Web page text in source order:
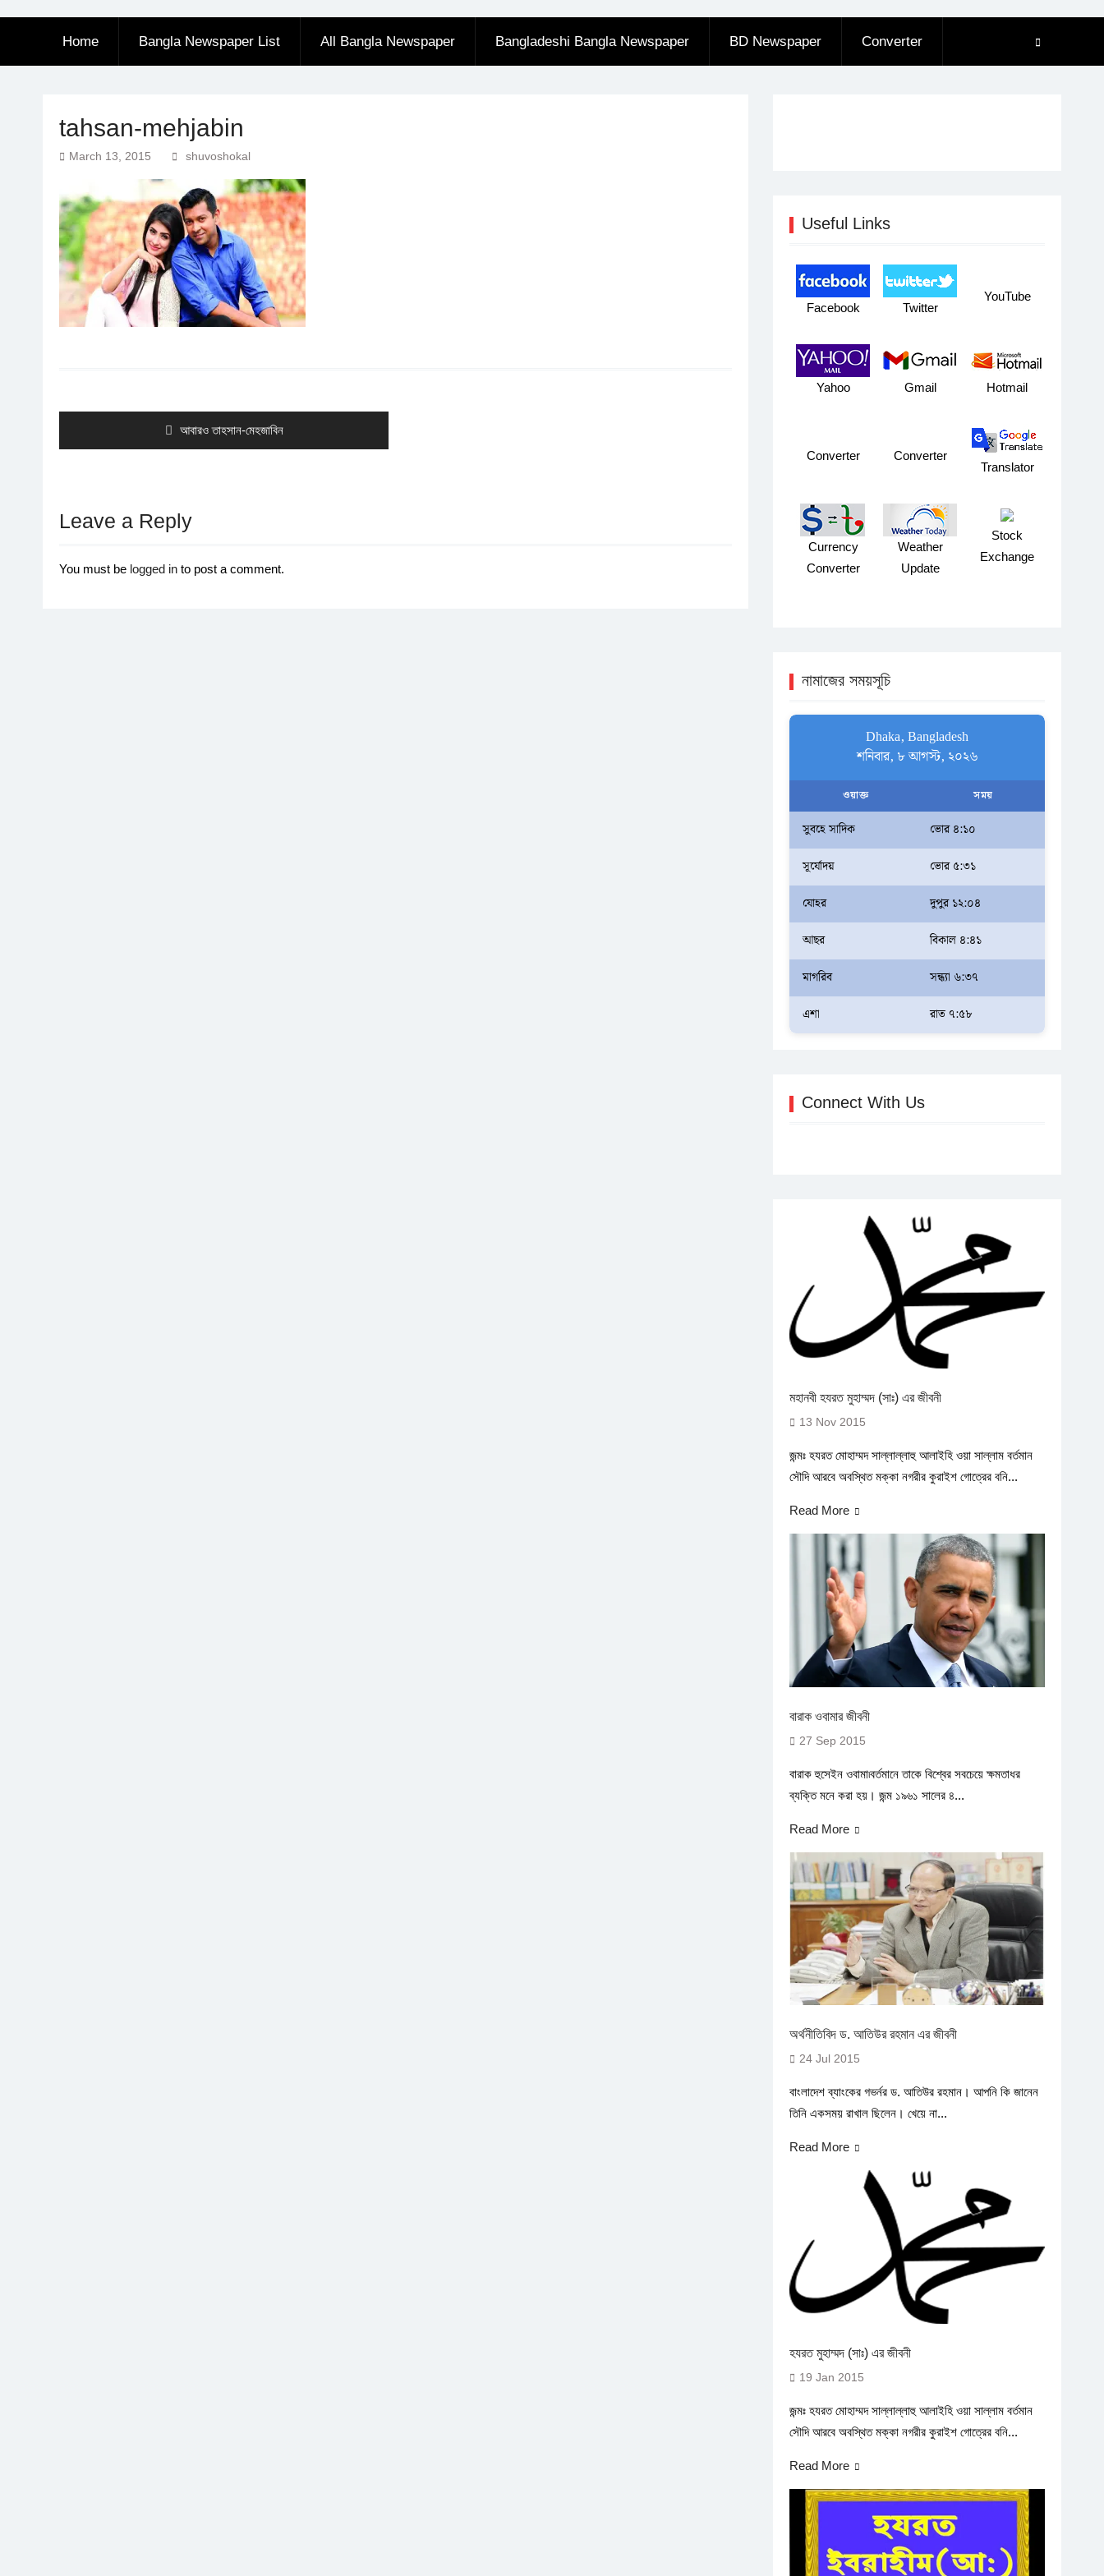
Home Bangla Newspaper List All Bangla Newspaper Bangladeshi Bangla Newspaper BD Newspaper Converter
tahsan-mehjabin
March 13, 2015 shuvoshokal
Previous
post:
আবারও তাহসান-মেহজাবিন
Leave a Reply
You must be logged in to post a comment.
Useful Links
Facebook Twitter
YouTube
Yahoo Gmail Hotmail
Converter
Converter
Translator
Currency
Converter
Weather
Update
Stock
Exchange
নামাজের সময়সূচি
Dhaka, Bangladesh
শনিবার, ৮ আগস্ট, ২০২৬
ওয়াক্ত সময়
সুবহে সাদিক ভোর ৪:১০
সূর্যোদয় ভোর ৫:৩১
যোহর দুপুর ১২:০৪
আছর বিকাল ৪:৪১
মাগরিব সন্ধ্যা ৬:৩৭
এশা রাত ৭:৫৮
Connect With Us
মহানবী হযরত মুহাম্মদ (সাঃ) এর জীবনী
13 Nov 2015
জন্মঃ হযরত মোহাম্মদ সাল্লাল্লাহু আলাইহি ওয়া সাল্লাম বর্তমান
সৌদি আরবে অবস্থিত মক্কা নগরীর কুরাইশ গোত্রের বনি...
Read More
বারাক ওবামার জীবনী
27 Sep 2015
বারাক হুসেইন ওবামা৷বর্তমানে তাকে বিশ্বের সবচেয়ে ক্ষমতাধর
ব্যক্তি মনে করা হয়। জন্ম ১৯৬১ সালের ৪...
Read More
অর্থনীতিবিদ ড. আতিউর রহমান এর জীবনী
24 Jul 2015
বাংলাদেশ ব্যাংকের গভর্নর ড. আতিউর রহমান। আপনি কি জানেন
তিনি একসময় রাখাল ছিলেন। খেয়ে না...
Read More
হযরত মুহাম্মদ (সাঃ) এর জীবনী
19 Jan 2015
জন্মঃ হযরত মোহাম্মদ সাল্লাল্লাহু আলাইহি ওয়া সাল্লাম বর্তমান
সৌদি আরবে অবস্থিত মক্কা নগরীর কুরাইশ গোত্রের বনি...
Read More